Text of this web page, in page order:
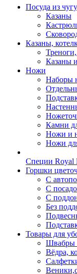
Посуда из
Казаны
Казаны,
Казаны
Ножи
Наборы
Камни
Ножи и
Ножи
Специи Royal
Горшки
С
С
С
Без
Товары для
Швабры
Вёдра,